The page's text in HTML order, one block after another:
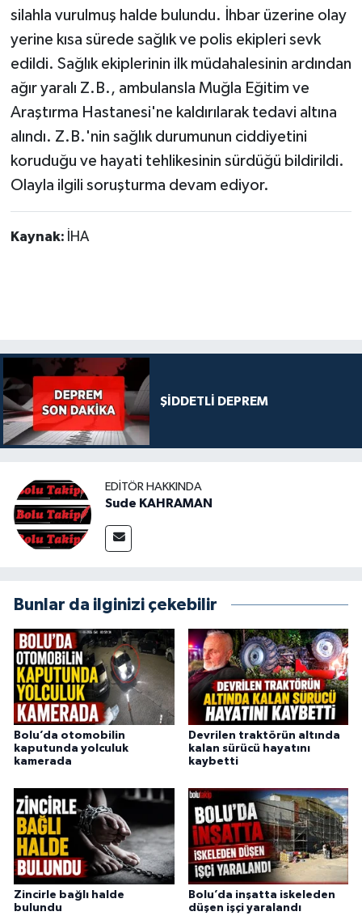
silahla vurulmuş halde bulundu. İhbar üzerine olay
yerine kısa sürede sağlık ve polis ekipleri sevk
edildi. Sağlık ekiplerinin ilk müdahalesinin ardından
ağır yaralı Z.B., ambulansla Muğla Eğitim ve
Araştırma Hastanesi'ne kaldırılarak tedavi altına
alındı. Z.B.'nin sağlık durumunun ciddiyetini
koruduğu ve hayati tehlikesinin sürdüğü bildirildi.
Olayla ilgili soruşturma devam ediyor.
Kaynak: İHA
ŞİDDETLİ DEPREM
EDITÖR HAKKINDA
Sude KAHRAMAN
Bunlar da ilginizi çekebilir
Bolu’da otomobilin
kaputunda yolculuk
kamerada
Devrilen traktörün altında
kalan sürücü hayatını
kaybetti
Zincirle bağlı halde
bulundu
Bolu’da inşatta iskeleden
düşen işçi yaralandı